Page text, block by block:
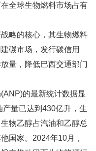
全球生物燃料市场占有
略的核心，其生物燃料
碳市场，发行碳信用
量，降低巴西交通部门
的最新统计数据显
量已达到430亿升，生
物乙醇占汽油和乙醇总
国家。2024年10月，